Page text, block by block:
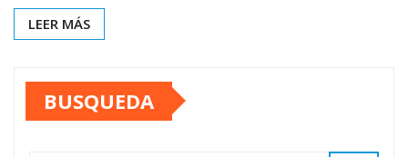
LEER MÁS
BUSQUEDA